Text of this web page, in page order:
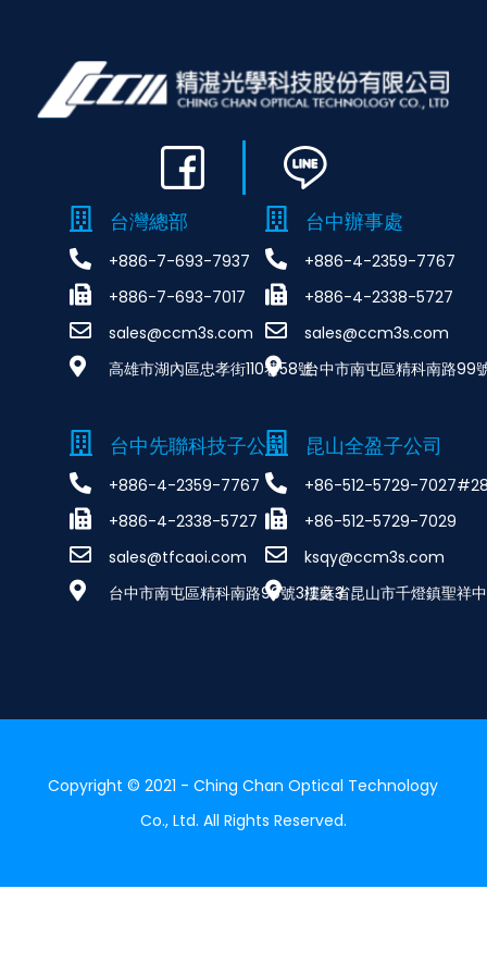
台灣總部
+886-7-693-7937
+886-7-693-7017
sales@ccm3s.com
高雄市湖內區忠孝街110巷58號
台中辦事處
+886-4-2359-7767
+886-4-2338-5727
sales@ccm3s.com
台中市南屯區精科南路99
台中先聯科技子公司
+886-4-2359-7767
+886-4-2338-5727
sales@tfcaoi.com
台中市南屯區精科南路99號3樓之3
昆山全盈子公司
+86-512-5729-
+86-512-5729-7029
ksqy@ccm3s.com
江蘇省昆山市千燈鎮聖祥
Copyright © 2021 - Ching Chan Optical Technology
Co., Ltd. All Rights Reserved.